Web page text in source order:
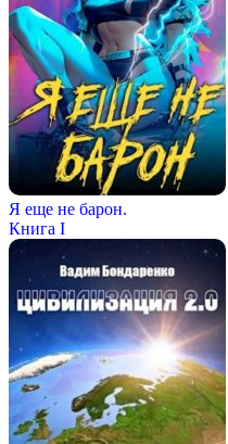
Я еще не барон.
Книга I